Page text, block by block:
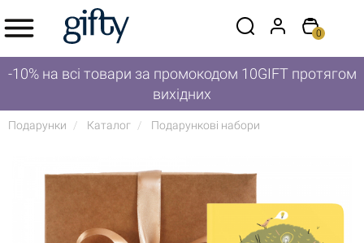
0
-10% на всі товари за промокодом 10GIFT протягом
вихідних
Подарунки Каталог Подарункові набори